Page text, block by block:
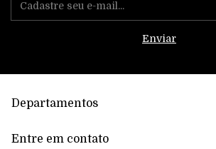
Departamentos
Entre em contato